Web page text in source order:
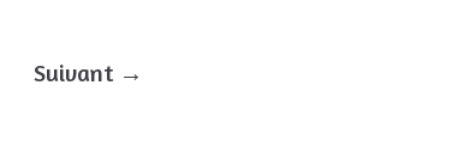
Suivant →